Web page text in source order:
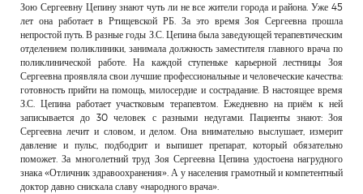
Зою Сергеевну Цепину знают чуть ли не все жители города и района. Уже 45
лет она работает в Ртищевской РБ. За это время Зоя Сергеевна прошла
непростой путь. В разные годы З.С. Цепина была заведующей терапевтическим
отделением поликлиники, занимала должность заместителя главного врача по
поликлинической работе. На каждой ступеньке карьерной лестницы Зоя
Сергеевна проявляла свои лучшие профессиональные и человеческие качества:
готовность прийти на помощь, милосердие и сострадание. В настоящее время
З.С. Цепина работает участковым терапевтом. Ежедневно на приём к ней
записывается до 30 человек с разными недугами. Пациенты знают: Зоя
Сергеевна лечит и словом, и делом. Она внимательно выслушает, измерит
давление и пульс, подбодрит и выпишет препарат, который обязательно
поможет. За многолетний труд Зоя Сергеевна Цепина удостоена нагрудного
знака «Отличник здравоохранения». А у населения грамотный и компетентный
доктор давно снискала славу «народного врача».